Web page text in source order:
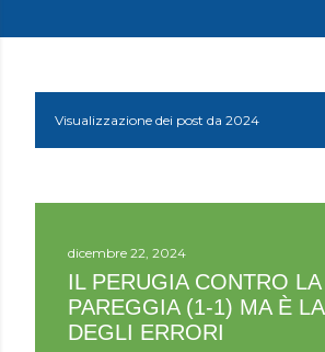
o
Visualizzazione dei post da 2024
dicembre 22, 2024
IL PERUGIA CONTRO
PAREGGIA (1-1) MA È
DEGLI ERRORI